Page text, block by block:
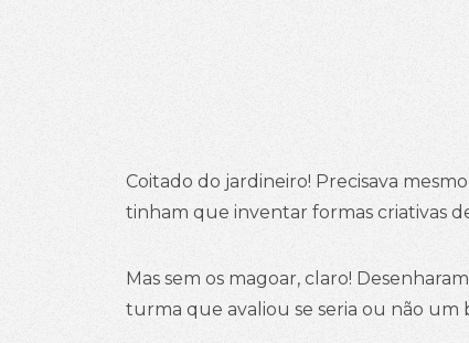
Coitado do jardineiro! Precisava
tinham que inventar formas criativas
Mas sem os magoar, claro!
turma que avaliou se seria ou não um